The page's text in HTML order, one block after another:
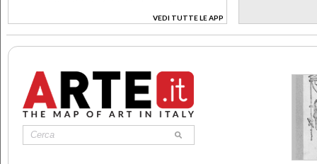
VEDI TUTTE LE APP
>